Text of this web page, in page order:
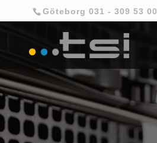
Göteborg 031 - 309 53 00